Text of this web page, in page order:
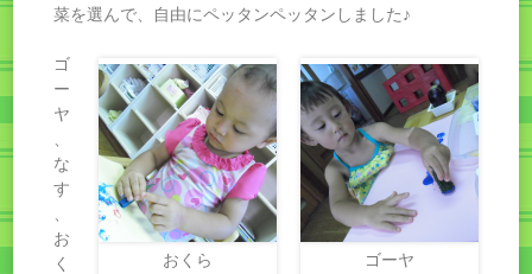
菜を選んで、自由にペッタンペッタンしました♪
ゴーヤ
おくら
ゴ
ー
ヤ
、
な
す
、
お
く